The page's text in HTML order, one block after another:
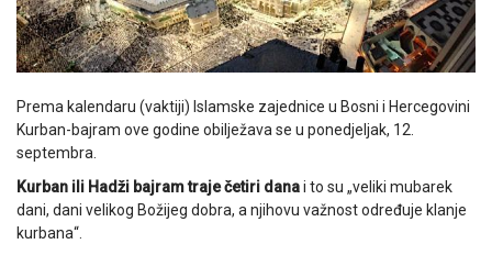
Prema kalendaru (vaktiji) Islamske zajednice u Bosni i Hercegovini
Kurban-bajram ove godine obilježava se u ponedjeljak, 12.
septembra.
Kurban ili Hadži bajram traje četiri danai to su „veliki mubarek
dani, dani velikog Božijeg dobra, a njihovu važnost određuje klanje
kurbana“.